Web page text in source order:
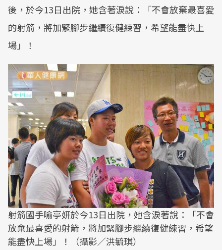
後，於今13日出院，她含著淚說：「不會放棄最喜愛
的射箭，將加緊腳步繼續復健練習，希望能盡快上
場」！
射箭國手喻亭妍於今13日出院，她含淚著說：「不會
放棄最喜愛的射箭，將加緊腳步繼續復健練習，希望
能盡快上場」！（攝影／洪毓琪）